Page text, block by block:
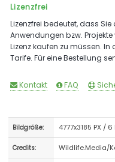
Lizenzfrei
Lizenzfrei bedeutet, dass
Anwendungen bzw.
Lizenz kaufen zu müssen. In
Tarife. Für eine Bestellung
Kontakt FAQ
Bildgröße: 4777x3185 PX / 6
Credits: Wildlife.Media/